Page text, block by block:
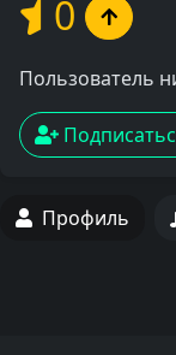
0
Пользователь
Профиль